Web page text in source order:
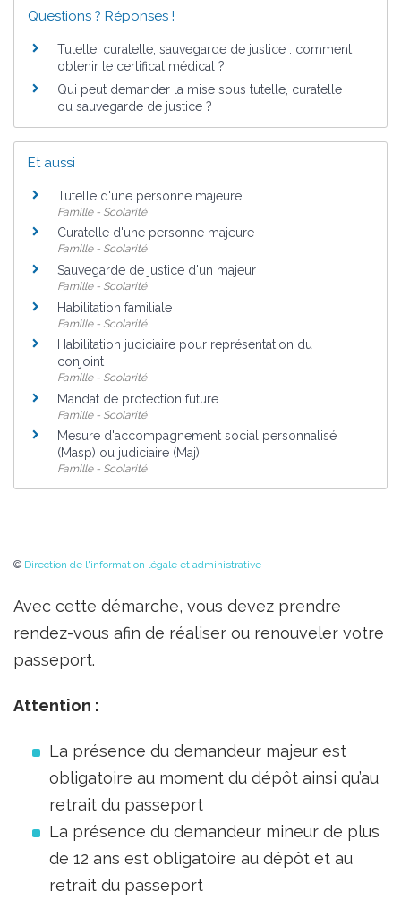
Questions ? Réponses !
Tutelle, curatelle, sauvegarde de justice : comment
obtenir le certificat médical ?
Qui peut demander la mise sous tutelle, curatelle
ou sauvegarde de justice ?
Et aussi
Tutelle d'une personne majeure
Famille - Scolarité
Curatelle d'une personne majeure
Famille - Scolarité
Sauvegarde de justice d'un majeur
Famille - Scolarité
Habilitation familiale
Famille - Scolarité
Habilitation judiciaire pour représentation du
conjoint
Famille - Scolarité
Mandat de protection future
Famille - Scolarité
Mesure d'accompagnement social personnalisé
(Masp) ou judiciaire (Maj)
Famille - Scolarité
© Direction de l'information légale et administrative
Avec cette démarche, vous devez prendre
rendez-vous afin de réaliser ou renouveler votre
passeport.
Attention :
La présence du demandeur majeur est
obligatoire au moment du dépôt ainsi qu’au
retrait du passeport
La présence du demandeur mineur de plus
de 12 ans est obligatoire au dépôt et au
retrait du passeport